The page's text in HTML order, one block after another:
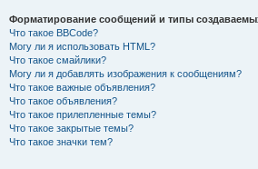
Форматирование сообщений и типы
Что такое BBCode?
Могу ли я использовать HTML?
Что такое смайлики?
Могу ли я добавлять изображения к сообщениям?
Что такое важные объявления?
Что такое объявления?
Что такое прилепленные темы?
Что такое закрытые темы?
Что такое значки тем?